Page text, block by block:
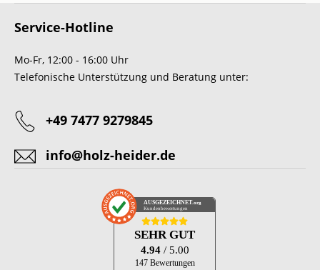
Service-Hotline
Mo-Fr, 12:00 - 16:00 Uhr
Telefonische Unterstützung und Beratung unter:
+49 7477 9279845
info@holz-heider.de
AUSGEZEICHNET.org
Kundenbewertungen
SEHR GUT
4.94 / 5.00
147 Bewertungen